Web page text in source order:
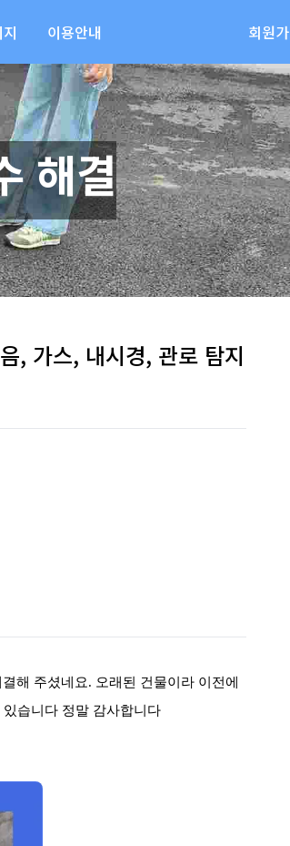
이용안내 회원
해결
, 가스, 내시경, 관로 탐지
해 주셨네요. 오래된 건물이라 이전에
습니다 정말 감사합니다